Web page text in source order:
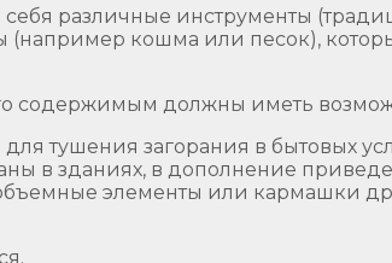
различные инструменты
кошма или песок),
содержимым должны иметь
тушения загорания в бытовых
в зданиях, в дополнение
элементы или кармашки